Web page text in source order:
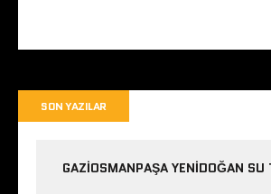
SON YAZILAR
GAZIOSMANPAŞA YENIDOĞAN SU